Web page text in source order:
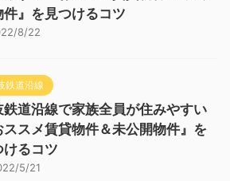
件』を見つけるコツ
8/22
鉄道沿線
鉄道沿線で家族全員が住みやすい
ススメ賃貸物件＆未公開物件』を
けるコツ
5/21